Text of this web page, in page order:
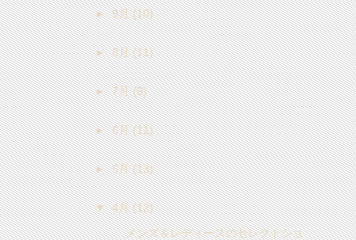
►9月(10)
►8月(11)
►7月(9)
►6月(11)
►5月(13)
▼4月(12)
メンズ＆レディースのセレクトショ